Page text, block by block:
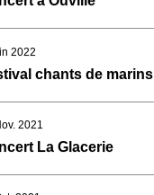
2022
chants de marins
2021
La Glacerie